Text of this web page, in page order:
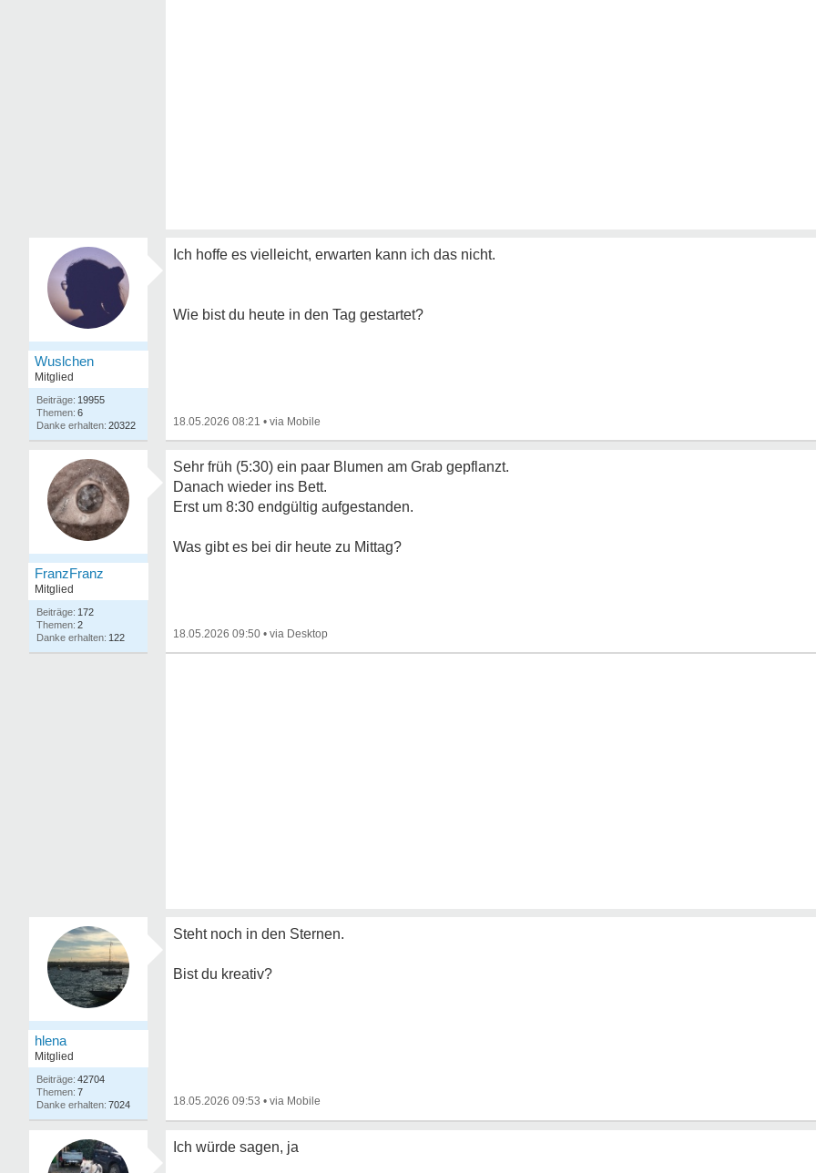
Wuslchen
Mitglied
19955
6
20322
Ich hoffe es vielleicht, erwarten kann ich das nicht.
Wie bist du heute in den Tag gestartet?
18.05.2026 08:21 •
FranzFranz
Mitglied
172
2
122
Sehr früh (5:30) ein paar Blumen am Grab gepflanzt.
Danach wieder ins Bett.
Erst um 8:30 endgültig aufgestanden.
Was gibt es bei dir heute zu Mittag?
18.05.2026 09:50 •
hlena
Mitglied
42704
7
7024
Steht noch in den Sternen.
Bist du kreativ?
18.05.2026 09:53 •
Ich würde sagen, ja